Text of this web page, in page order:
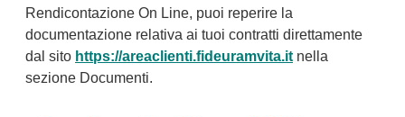
Rendicontazione On Line, puoi reperire la
documentazione relativa ai tuoi contratti direttamente
dal sito https://areaclienti.fideuramvita.it nella
sezione Documenti.